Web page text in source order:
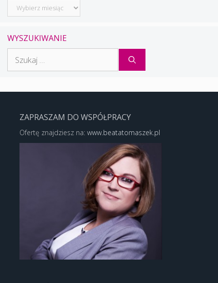
Archiwum
WYSZUKIWANIE
ZAPRASZAM DO WSPÓŁPRACY
Ofertę znajdziesz na: www.beatatomaszek.pl